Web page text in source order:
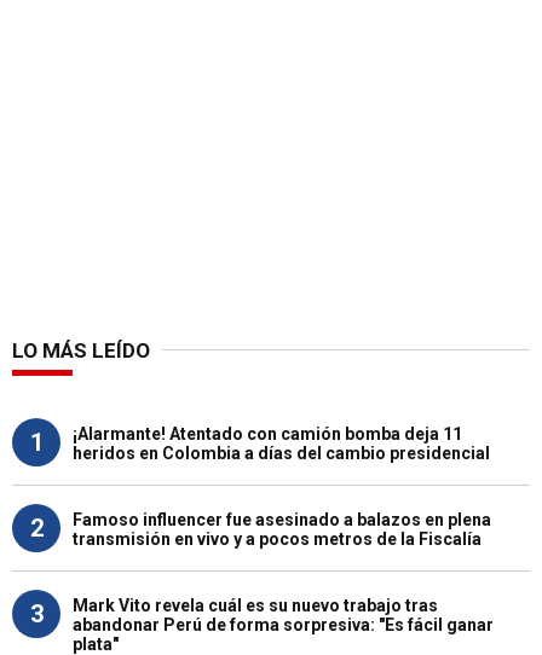
LO MÁS LEÍDO
1
¡Alarmante! Atentado con camión bomba deja 11
heridos en Colombia a días del cambio presidencial
2
Famoso influencer fue asesinado a balazos en plena
transmisión en vivo y a pocos metros de la Fiscalía
3
Mark Vito revela cuál es su nuevo trabajo tras
abandonar Perú de forma sorpresiva: "Es fácil ganar
plata"